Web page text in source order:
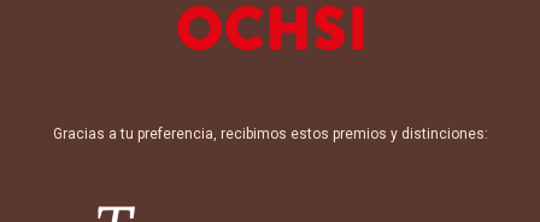
Gracias a tu preferencia, recibimos estos premios y distinciones: